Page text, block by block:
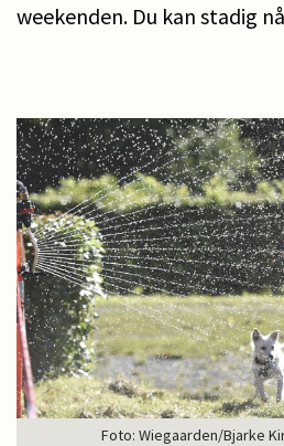
weekenden. Du kan stadig
Foto: Wiegaarden/Bjarke